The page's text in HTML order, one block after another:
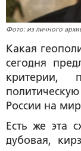
Фото: из личного
Какая
сегодня
критерии,
России на
Есть же эта
дубовая,